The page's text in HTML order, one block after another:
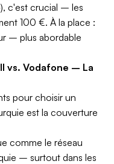
c'est crucial – les
100 €. À la place :
– plus abordable
vs. Vodafone – La
pour choisir un
est la couverture
comme le réseau
– surtout dans les